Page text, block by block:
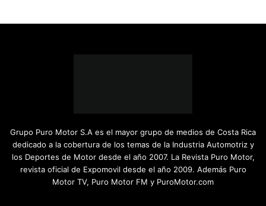
Grupo Puro Motor S.A es el mayor grupo de medios de Costa Rica
dedicado a la cobertura de los temas de la Industria Automotriz y
los Deportes de Motor desde el año 2007. La Revista Puro Motor,
revista oficial de Expomovil desde el año 2009. Además Puro
Motor TV, Puro Motor FM y PuroMotor.com